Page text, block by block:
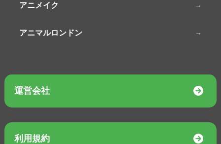
アニメイク
アニマルロンドン
運営会社
利用規約